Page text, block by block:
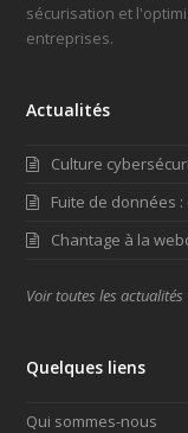
sécurisation et
entreprises.
Actualités
Culture
Fuite de données
Chantage à la
Voir toutes les actualités
Quelques liens
Qui sommes-nous